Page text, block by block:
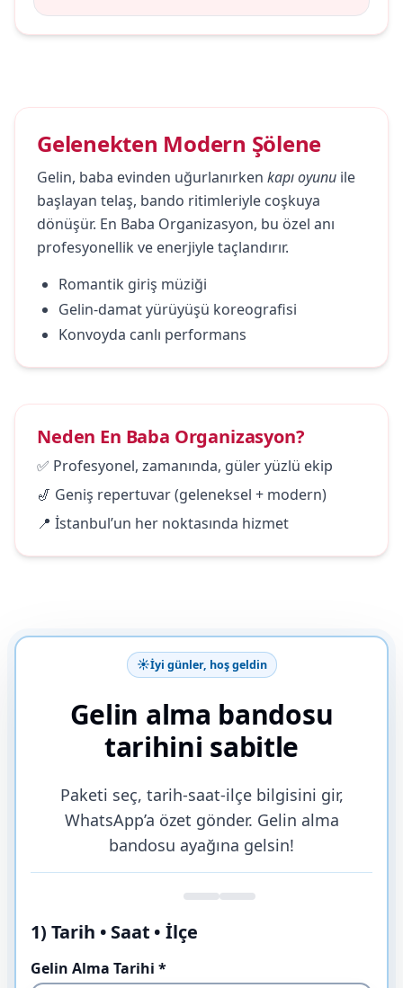
Gelenekten Modern Şölene
Gelin, baba evinden uğurlanırken kapı oyunu ile
başlayan telaş, bando ritimleriyle coşkuya
dönüşür. En Baba Organizasyon, bu özel anı
profesyonellik ve enerjiyle taçlandırır.
Romantik giriş müziği
Gelin-damat yürüyüşü koreografisi
Konvoyda canlı performans
Neden En Baba Organizasyon?
✅ Profesyonel, zamanında, güler yüzlü ekip
🎷 Geniş repertuvar (geleneksel + modern)
📍 İstanbul’un her noktasında hizmet
☀️İyi günler, hoş geldin
Gelin alma bandosu
tarihini sabitle
Paketi seç, tarih-saat-ilçe bilgisini gir,
WhatsApp’a özet gönder. Gelin alma
bandosu ayağına gelsin!
1) Tarih • Saat • İlçe
Gelin Alma Tarihi *